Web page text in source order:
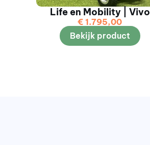
Life en Mobility | Vivo
€ 1.795,00
Bekijk product